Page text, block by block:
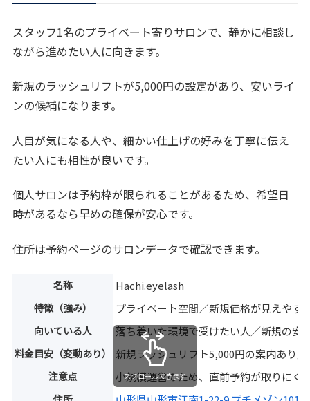
スタッフ1名のプライベート寄りサロンで、静かに相談し
ながら進めたい人に向きます。
新規のラッシュリフトが5,000円の設定があり、安いライ
ンの候補になります。
人目が気になる人や、細かい仕上げの好みを丁寧に伝え
たい人にも相性が良いです。
個人サロンは予約枠が限られることがあるため、希望日
時があるなら早めの確保が安心です。
住所は予約ページのサロンデータで確認できます。
名称 Hachi.eyelash
特徴（強み） プライベート空間／新規価格が見えやす
向いている人 落ち着いた環境で受けたい人／新規の安
料金目安（変動あり） 新規ラッシュリフト5,000円の案内あり
注意点 小規模運営のため、直前予約が取りにく
スクロールできます